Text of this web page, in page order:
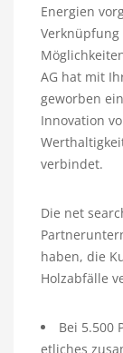
Energien
AG hat mit
geworben
Innovation
verbindet.
Die net
haben, die
Holzabfälle
Bei 5.500
etliches